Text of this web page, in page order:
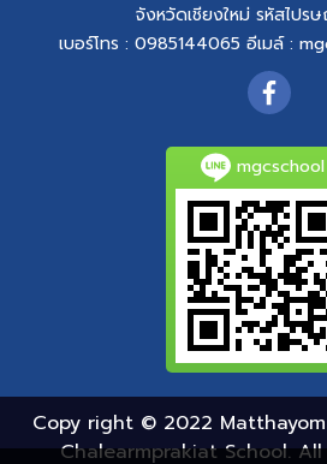
จังหวัดเชียงใหม่ รหัสไปร
เบอร์โทร : 0985144065 อีเมล์ :
mgcschool
Copy right © 2022
Chalearmprakiat School.